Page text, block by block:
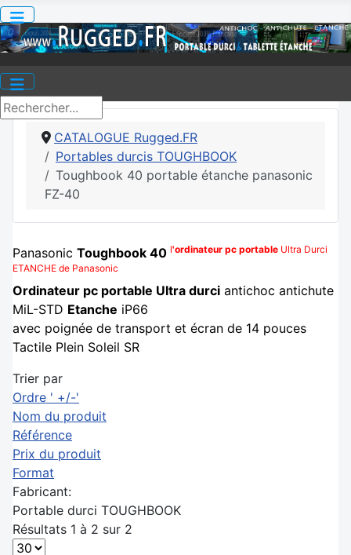
CATALOGUE Rugged.FR
Portables durcis TOUGHBOOK
Toughbook 40 portable étanche panasonic
FZ-40
Panasonic Toughbook 40 l'ordinateur pc portable Ultra Durci
ETANCHE de Panasonic
Ordinateur pc portable Ultra durci antichoc antichute
MiL-STD Etanche iP66
avec poignée de transport et écran de 14 pouces
Tactile Plein Soleil SR
Trier par
Ordre ' +/-'
Nom du produit
Référence
Prix du produit
Format
Fabricant:
Portable durci TOUGHBOOK
Résultats 1 à 2 sur 2